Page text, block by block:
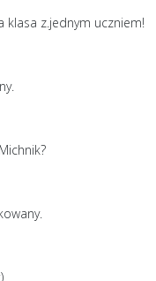
z.jednym uczniem!